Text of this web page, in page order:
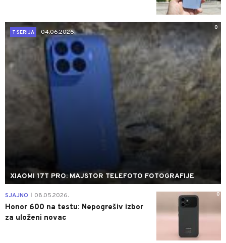
0
T SERIJA
04.06.2026.
XIAOMI 17T PRO: MAJSTOR TELEFOTO FOTOGRAFIJE
0
SJAJNO 08.05.2026.
Honor 600 na testu: Nepogrešiv izbor
za uloženi novac